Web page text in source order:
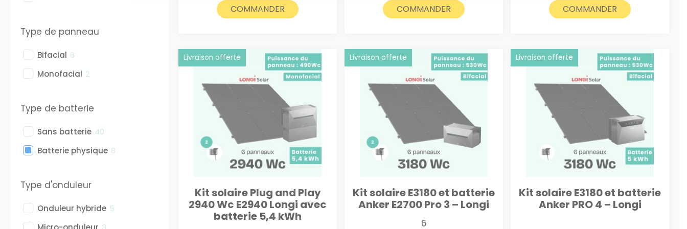
Type de panneau
Bifacial 6
Monofacial 2
Type de batterie
Sans batterie 40
Batterie physique 8
Type d'onduleur
Onduleur hybride 5
était :
2450€.
est :
2350€.
COMMANDER COMMANDER
était :
2800€.
est :
2700€.
COMMANDER
Kit solaire Plug and Play
2940 Wc E2940 Longi avec
batterie 5,4 kWh
Livraison offerte
Kit solaire E3180 et batterie
Anker E2700 Pro 3 – Longi
Livraison offerte
6
Kit solaire E3180 et batterie
Anker PRO 4 – Longi
Livraison offerte